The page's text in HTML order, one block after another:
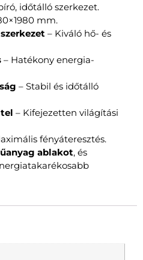
időtálló szerkezet.
mm.
– Kiváló hő- és
– Hatékony energia-
– Stabil és időtálló
– Kifejezetten világítási
fényáteresztés.
ablakot, és